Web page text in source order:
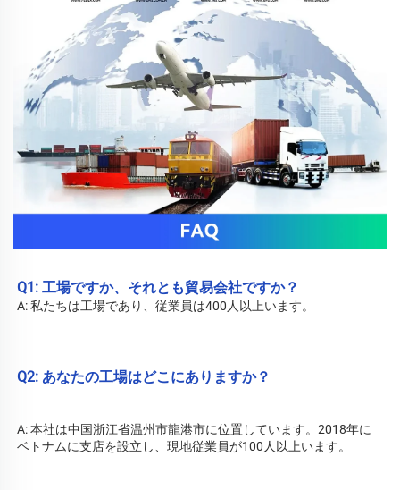
Q1: 工場ですか、それとも貿易会社ですか？
A: 私たちは工場であり、従業員は400人以上います。
Q2: あなたの工場はどこにありますか？
A: 本社は中国浙江省温州市龍港市に位置しています。2018年に
ベトナムに支店を設立し、現地従業員が100人以上います。